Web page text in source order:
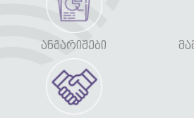
ᲐᲜᲒᲐᲠᲘᲨᲔᲑᲘ